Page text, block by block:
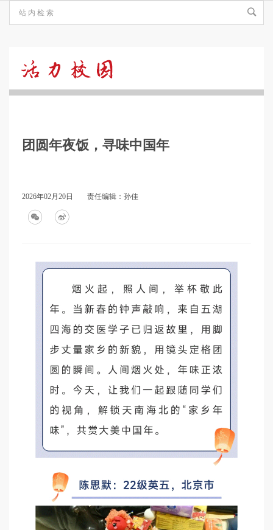
活
校
园
团圆年夜饭，寻味中国年
2026年02月20日 责任编辑：孙佳